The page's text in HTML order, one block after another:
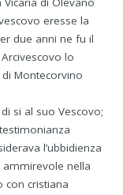
eresse la
due anni ne fu il
lo
Montecorvino
si al suo Vescovo;
l’ubbidienza
ammirevole nella
con cristiana